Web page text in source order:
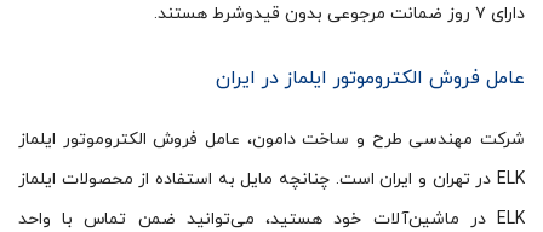
دارای ۷ روز ضمانت مرجوعی بدون قیدوشرط هستند.
عامل فروش الکتروموتور ایلماز در ایران
شرکت مهندسی طرح و ساخت دامون، عامل فروش الکتروموتور ایلماز
ELK در تهران و ایران است. چنانچه مایل به استفاده از محصولات ایلماز
ELK در ماشین‌آلات خود هستید، می‌توانید ضمن تماس با واحد